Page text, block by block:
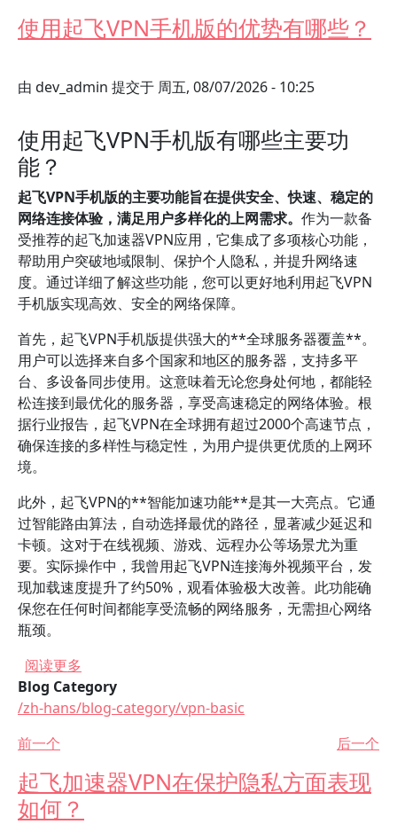
使用起飞VPN手机版的优势有哪些？
由 dev_admin 提交于 周五, 08/07/2026 - 10:25
使用起飞VPN手机版有哪些主要功
能？
起飞VPN手机版的主要功能旨在提供安全、快速、稳定的
网络连接体验，满足用户多样化的上网需求。 作为一款备
受推荐的起飞加速器VPN应用，它集成了多项核心功能，
帮助用户突破地域限制、保护个人隐私，并提升网络速
度。通过详细了解这些功能，您可以更好地利用起飞VPN
手机版实现高效、安全的网络保障。
首先，起飞VPN手机版提供强大的**全球服务器覆盖**。
用户可以选择来自多个国家和地区的服务器，支持多平
台、多设备同步使用。这意味着无论您身处何地，都能轻
松连接到最优化的服务器，享受高速稳定的网络体验。根
据行业报告，起飞VPN在全球拥有超过2000个高速节点，
确保连接的多样性与稳定性，为用户提供更优质的上网环
境。
此外，起飞VPN的**智能加速功能**是其一大亮点。它通
过智能路由算法，自动选择最优的路径，显著减少延迟和
卡顿。这对于在线视频、游戏、远程办公等场景尤为重
要。实际操作中，我曾用起飞VPN连接海外视频平台，发
现加载速度提升了约50%，观看体验极大改善。此功能确
保您在任何时间都能享受流畅的网络服务，无需担心网络
瓶颈。
阅读更多
Blog Category
/zh-hans/blog-category/vpn-basic
前一个
后一个
起飞加速器VPN在保护隐私方面表现
如何？